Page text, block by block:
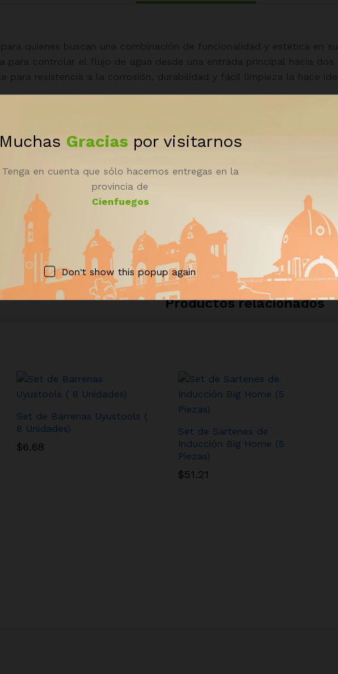
Productos relacionados
Set de Barrenas Uyustools (
8 Unidades)
$6.68
Set de Sartenes de
Inducción Big Home (5
Piezas)
$51.21
Muchas Gracias por visitarnos
Tenga en cuenta que sólo hacemos entregas en la
provincia de
Cienfuegos
Don't show this popup again